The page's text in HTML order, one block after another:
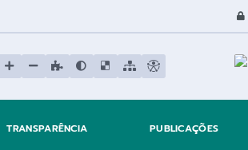
TRANSPARÊNCIA PUBLICAÇÕES